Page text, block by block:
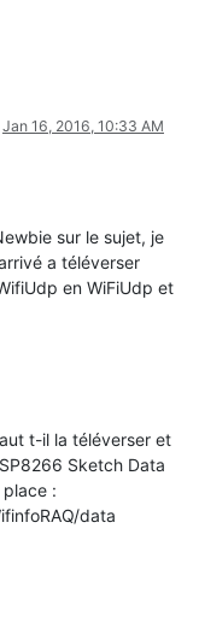
Jan 16, 2016, 10:33 AM
sur le sujet, je
a téléverser
en WiFiUdp et
t-il la téléverser et
Sketch Data
:
data